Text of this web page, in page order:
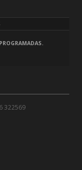
322569